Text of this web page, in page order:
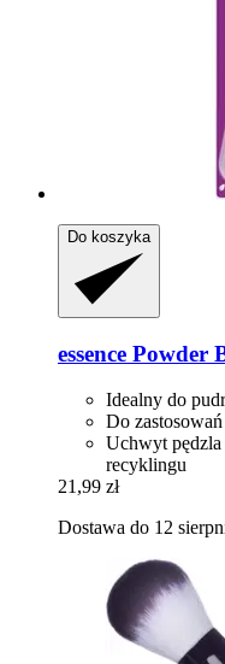
Do koszyka
essence Powder
Idealny do
Do
Uchwyt pędzla
recyklingu
21,99 zł
Dostawa do 12